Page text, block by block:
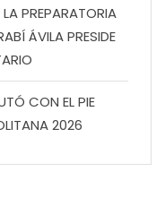
PREPARATORIA
ÁVILA PRESIDE
CON EL PIE
2026